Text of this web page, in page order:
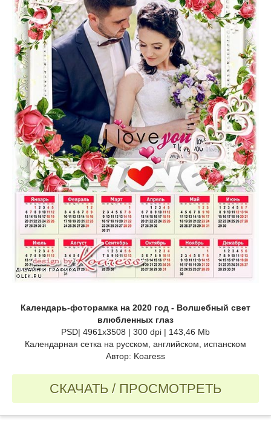
Календарь-фоторамка на 2020 год - Волшебный свет
влюбленных глаз
PSD| 4961x3508 | 300 dpi | 143,46 Mb
Календарная сетка на русском, английском, испанском
Автор: Koaress
СКАЧАТЬ / ПРОСМОТРЕТЬ